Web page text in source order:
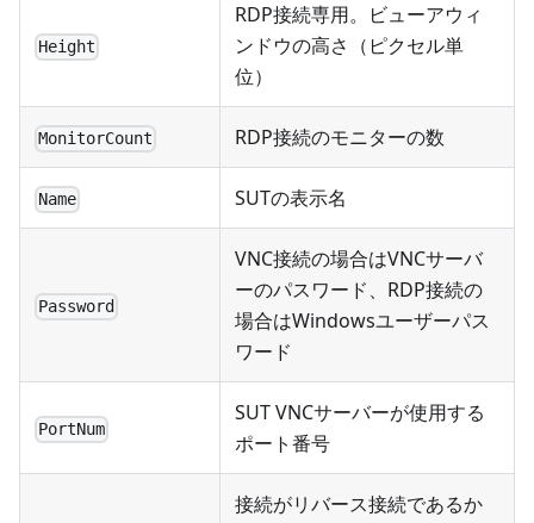
Height
RDP接続専用。ビューアウィ
ンドウの高さ（ピクセル単
位）
MonitorCount RDP接続のモニターの数
Name SUTの表示名
Password
VNC接続の場合はVNCサーバ
ーのパスワード、RDP接続の
場合はWindowsユーザーパス
ワード
PortNum
SUT VNCサーバーが使用する
ポート番号
接続がリバース接続であるか